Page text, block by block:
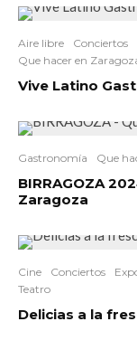
Aire libre Conciertos
Que hacer en
Vive Latino
Gastronomía Que
BIRRAGOZA
Zaragoza
Cine Conciertos
Teatro
Delicias a la